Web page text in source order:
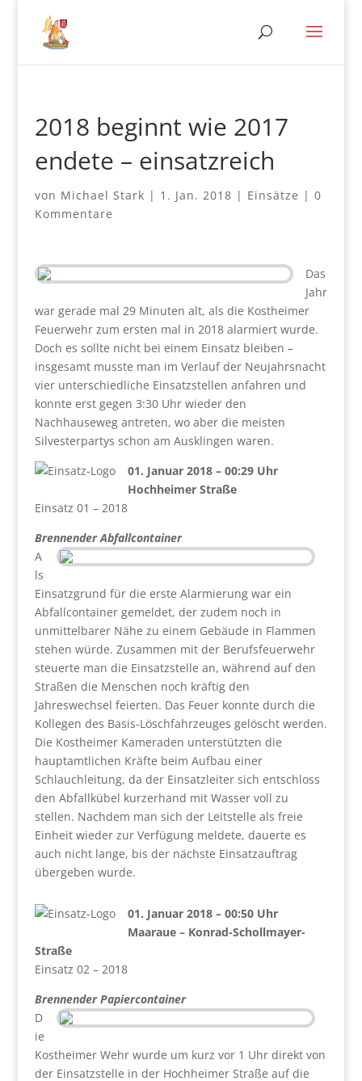
2018 beginnt wie 2017
endete – einsatzreich
von Michael Stark | 1. Jan. 2018 | Einsätze | 0
Kommentare
Das
Jahr
war gerade mal 29 Minuten alt, als die Kostheimer
Feuerwehr zum ersten mal in 2018 alarmiert wurde.
Doch es sollte nicht bei einem Einsatz bleiben –
insgesamt musste man im Verlauf der Neujahrsnacht
vier unterschiedliche Einsatzstellen anfahren und
konnte erst gegen 3:30 Uhr wieder den
Nachhauseweg antreten, wo aber die meisten
Silvesterpartys schon am Ausklingen waren.
01. Januar 2018 – 00:29 Uhr
Hochheimer Straße
Einsatz 01 – 2018
Brennender Abfallcontainer
A
ls
Einsatzgrund für die erste Alarmierung war ein
Abfallcontainer gemeldet, der zudem noch in
unmittelbarer Nähe zu einem Gebäude in Flammen
stehen würde. Zusammen mit der Berufsfeuerwehr
steuerte man die Einsatzstelle an, während auf den
Straßen die Menschen noch kräftig den
Jahreswechsel feierten. Das Feuer konnte durch die
Kollegen des Basis-Löschfahrzeuges gelöscht werden.
Die Kostheimer Kameraden unterstützten die
hauptamtlichen Kräfte beim Aufbau einer
Schlauchleitung, da der Einsatzleiter sich entschloss
den Abfallkübel kurzerhand mit Wasser voll zu
stellen. Nachdem man sich der Leitstelle als freie
Einheit wieder zur Verfügung meldete, dauerte es
auch nicht lange, bis der nächste Einsatzauftrag
übergeben wurde.
01. Januar 2018 – 00:50 Uhr
Maaraue – Konrad-Schollmayer-
Straße
Einsatz 02 – 2018
Brennender Papiercontainer
D
ie
Kostheimer Wehr wurde um kurz vor 1 Uhr direkt von
der Einsatzstelle in der Hochheimer Straße auf die